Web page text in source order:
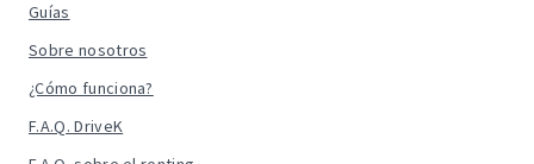
Guías
Sobre nosotros
¿Cómo funciona?
F.A.Q. DriveK